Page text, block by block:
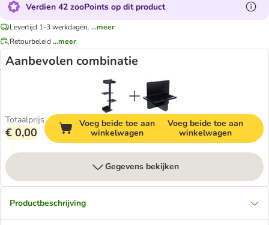
Verdien 42 zooPoints op dit product
Levertijd 1-3 werkdagen. ...meer
Retourbeleid ...meer
Aanbevolen combinatie
Totaalprijs
€ 0,00
Voeg beide toe aan
winkelwagen
Voeg beide toe aan
winkelwagen
Gegevens bekijken
Productbeschrijving